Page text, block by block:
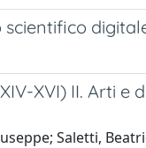
scientifico
XVI) II. Arti
Saletti,